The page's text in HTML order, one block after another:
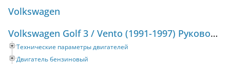
Volkswagen
Volkswagen Golf 3 / Vento (1991-1997) Руководство по ремонту и техническому обслуживанию
Технические параметры двигателей
Двигатель бензиновый